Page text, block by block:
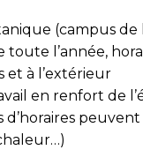
(campus
toute l’année,
et à l’extérieur
en renfort de
d’horaires